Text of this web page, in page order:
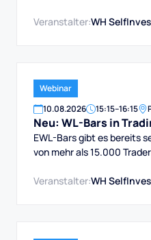
Veranstalter:WH
Webinar
10.08.2026 15:15–16:15
Neu: WL-Bars in
EWL-Bars gibt es bereits
von mehr als 15.000
Veranstalter:WH